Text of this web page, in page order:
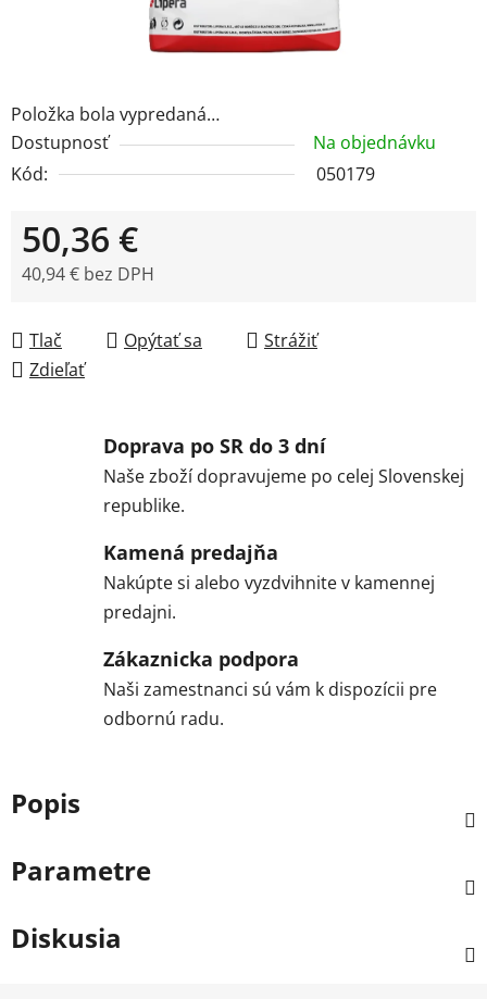
Položka bola vypredaná…
Dostupnosť
Na objednávku
Kód:
050179
50,36 €
40,94 € bez DPH
Tlač
Opýtať sa
Strážiť
Zdieľať
Doprava po SR do 3 dní
Naše zboží dopravujeme po celej Slovenskej
republike.
Kamená predajňa
Nakúpte si alebo vyzdvihnite v kamennej
predajni.
Zákaznicka podpora
Naši zamestnanci sú vám k dispozícii pre
odbornú radu.
Popis
Parametre
Diskusia